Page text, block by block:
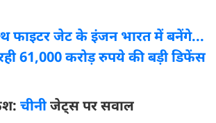
फाइटर जेट के इंजन भारत में बनेंगे...
61,000 करोड़ रुपये की बड़ी डिफेंस
चीनी जेट्स पर सवाल